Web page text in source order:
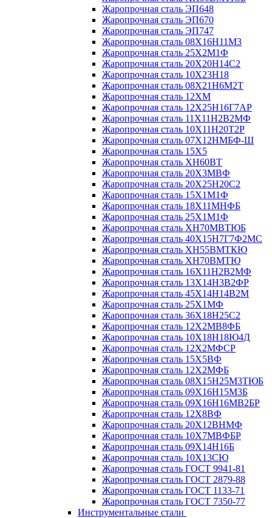
Жаропрочная сталь ЭП648
Жаропрочная сталь ЭП670
Жаропрочная сталь ЭП747
Жаропрочная сталь 08Х16Н11М3
Жаропрочная сталь 25Х2М1Ф
Жаропрочная сталь 20Х20Н14С2
Жаропрочная сталь 10Х23Н18
Жаропрочная сталь 08Х21Н6М2Т
Жаропрочная сталь 12ХМ
Жаропрочная сталь 12Х25Н16Г7АР
Жаропрочная сталь 11Х11Н2В2МФ
Жаропрочная сталь 10Х11Н20Т2Р
Жаропрочная сталь 07Х12НМБФ-Ш
Жаропрочная сталь 15Х5
Жаропрочная сталь ХН60ВТ
Жаропрочная сталь 20Х3МВФ
Жаропрочная сталь 20Х25Н20С2
Жаропрочная сталь 15Х1М1Ф
Жаропрочная сталь 18Х11МНФБ
Жаропрочная сталь 25Х1М1Ф
Жаропрочная сталь ХН70МВТЮБ
Жаропрочная сталь 40Х15Н7Г7Ф2МС
Жаропрочная сталь ХН55ВМТКЮ
Жаропрочная сталь ХН70ВМТЮ
Жаропрочная сталь 16Х11Н2В2МФ
Жаропрочная сталь 13Х14Н3В2ФР
Жаропрочная сталь 45Х14Н14В2М
Жаропрочная сталь 25Х1МФ
Жаропрочная сталь 36Х18Н25С2
Жаропрочная сталь 12Х2МВ8ФБ
Жаропрочная сталь 10Х18Н18Ю4Д
Жаропрочная сталь 12Х2МФСР
Жаропрочная сталь 15Х5ВФ
Жаропрочная сталь 12Х2МФБ
Жаропрочная сталь 08Х15Н25М3ТЮБ
Жаропрочная сталь 09Х16Н15М3Б
Жаропрочная сталь 09Х16Н16МВ2БР
Жаропрочная сталь 12Х8ВФ
Жаропрочная сталь 20Х12ВНМФ
Жаропрочная сталь 10Х7МВФБР
Жаропрочная сталь 09Х14Н16Б
Жаропрочная сталь 10Х13СЮ
Жаропрочная сталь ГОСТ 9941-81
Жаропрочная сталь ГОСТ 2879-88
Жаропрочная сталь ГОСТ 1133-71
Жаропрочная сталь ГОСТ 7350-77
Инструментальные стали